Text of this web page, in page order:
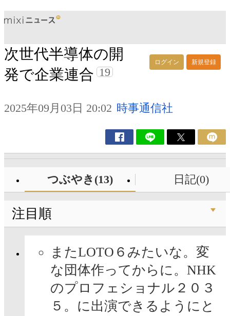
ログイン 新規登録
次世代半導体の開
発で企業連合 19
2025年09月03日 20:02 時事通信社
つぶやき(13) 日記(0)
注目順
またLOTO６みたいな。変
な団体作ってからに。NHK
のプロフェショナル２０３
５。に出演できるようにと